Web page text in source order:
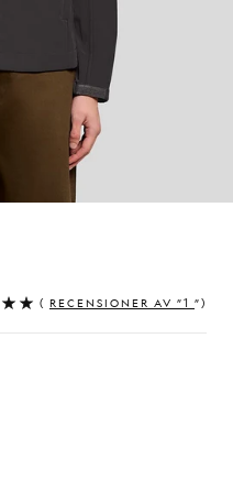
( RECENSIONER AV ”1 ”)